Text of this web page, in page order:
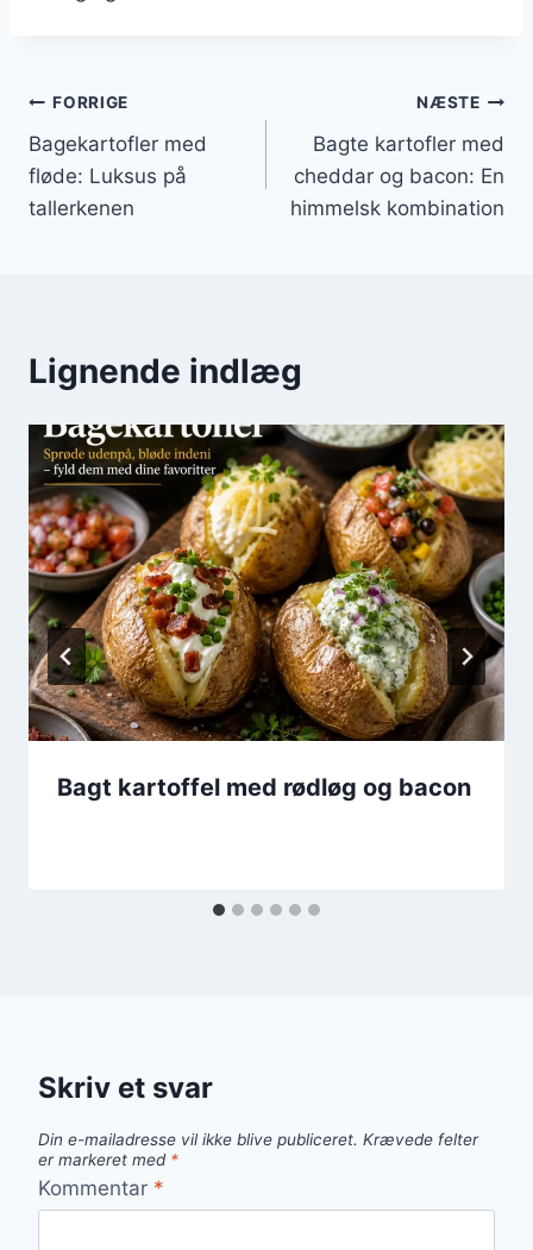
Indlægsnavigation
FORRIGE
Bagekartofler med
fløde: Luksus på
tallerkenen
NÆSTE
Bagte kartofler med
cheddar og bacon: En
himmelsk kombination
Lignende indlæg
Bagt kartoffel med rødløg og bacon
Skriv et svar
Din e-mailadresse vil ikke blive publiceret. Krævede felter
er markeret med *
Kommentar *